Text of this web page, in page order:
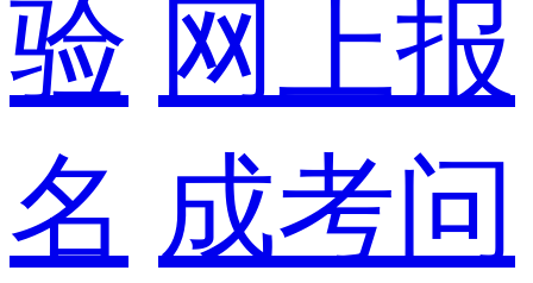
验 网上报
名 成考问